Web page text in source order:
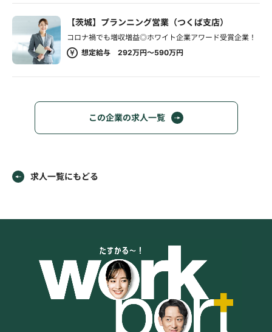
【茨城】プランニング営業（つくば支店）
コロナ禍でも増収増益◎ホワイト企業アワード受賞企業！
想定給与 292万円～590万円
この企業の求人一覧
求人一覧にもどる